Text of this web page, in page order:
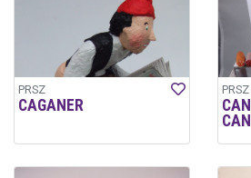
PRSZ
CAGANER
PRSZ